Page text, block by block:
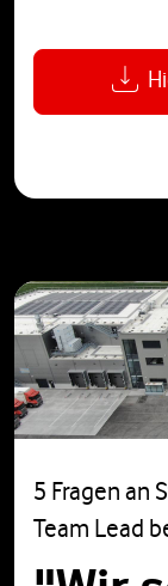
5 Fragen an
Team Lead